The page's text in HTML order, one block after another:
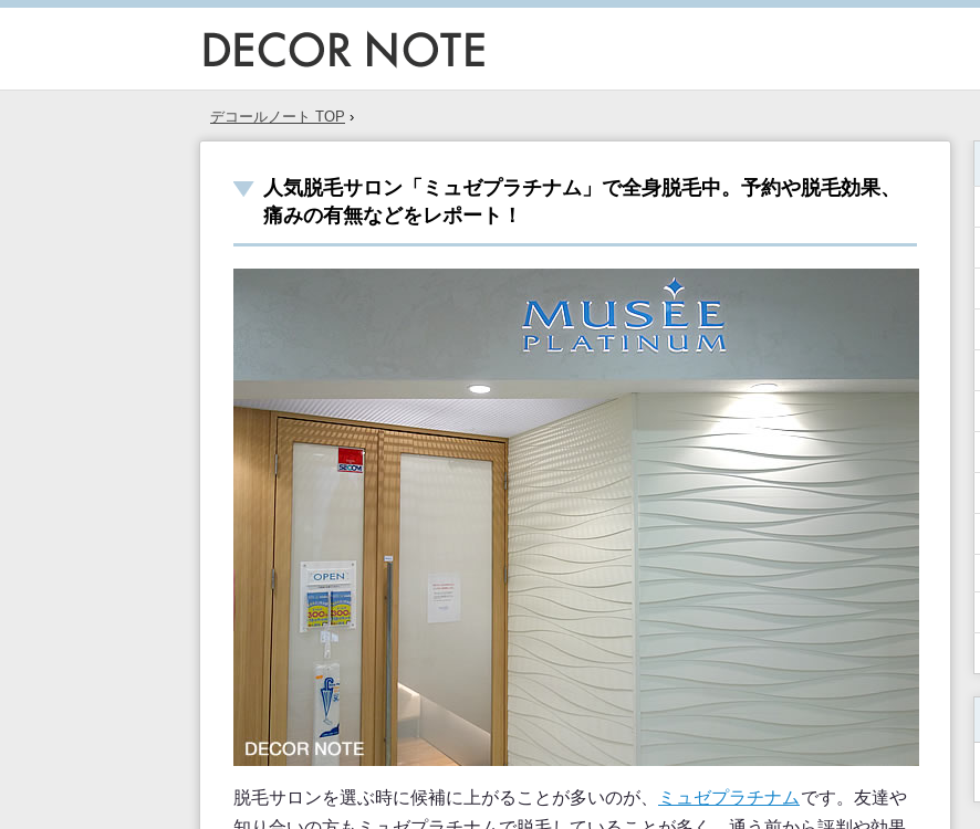
デコールノート TOP ›
人気脱毛サロン「ミュゼプラチナム」で全身脱毛中。予約や脱毛効果、
痛みの有無などをレポート！
脱毛サロンを選ぶ時に候補に上がることが多いのが、 ミュゼプラチナム です。友達や